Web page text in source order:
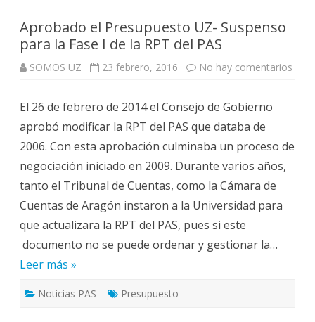
Aprobado el Presupuesto UZ- Suspenso
para la Fase I de la RPT del PAS
SOMOS UZ 23 febrero, 2016 No hay comentarios
Fase
I
El 26 de febrero de 2014 el Consejo de Gobierno
aprobó modificar la RPT del PAS que databa de
2006. Con esta aprobación culminaba un proceso de
negociación iniciado en 2009. Durante varios años,
tanto el Tribunal de Cuentas, como la Cámara de
Cuentas de Aragón instaron a la Universidad para
que actualizara la RPT del PAS, pues si este
documento no se puede ordenar y gestionar la…
Leer más »
Noticias PAS Presupuesto